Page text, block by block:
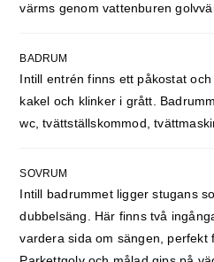
värms genom vattenburen
BADRUM
Intill entrén finns ett påkostat
kakel och klinker i grått.
wc, tvättställskommod,
SOVRUM
Intill badrummet ligger stugans
dubbelsäng. Här finns två
vardera sida om sängen, perfekt